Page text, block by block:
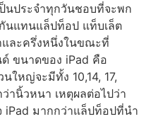
นประจำทุกวันชอบที่จะพก
นแทนแล็ปท็อป แท็บเล็ต
ละครึ่งหนึ่งในขณะที่
ขนาดของ iPad คือ
หญ่จะมีทั้ง 10,14, 17,
านิ้วหนา เหตุผลต่อไปว่า
iPad มากกว่าแล็ปท็อปที่นำ